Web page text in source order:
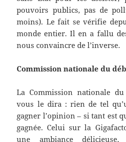
pouvoirs publics, pas de
moins). Le fait se vérifie
monde entier. Il en a fallu
nous convaincre de l’inverse.
Commission nationale du
La Commission nationale
vous le dira : rien de tel
gagner l’opinion – si tant est
gagnée. Celui sur la
une ambiance